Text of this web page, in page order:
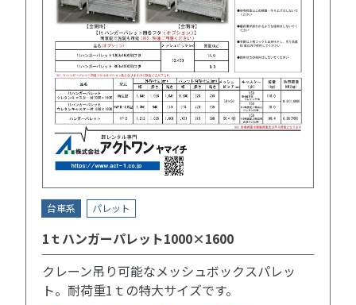
台車系 パレット
1ｔハンガーパレット1000×1600
クレーン吊り可能なメッシュボックスパレッ
ト。耐荷重1ｔの特大サイズです。